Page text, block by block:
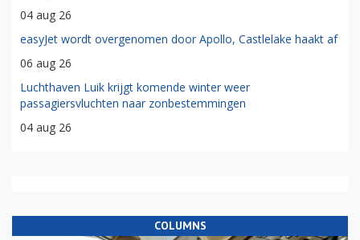
04 aug 26
easyJet wordt overgenomen door Apollo, Castlelake haakt af
06 aug 26
Luchthaven Luik krijgt komende winter weer
passagiersvluchten naar zonbestemmingen
04 aug 26
COLUMNS